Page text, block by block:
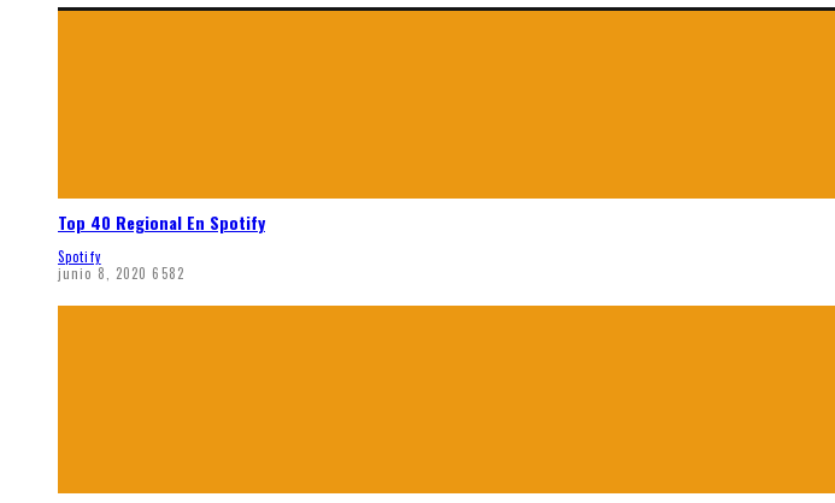
Top 40 Regional En Spotify
Spotify
junio 8, 2020 6582